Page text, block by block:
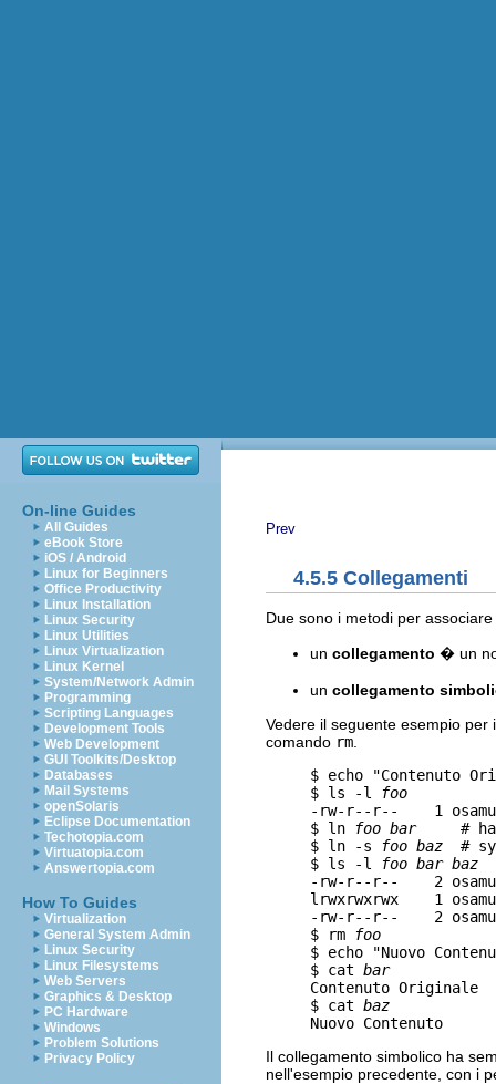
On-line Guides
All Guides
eBook Store
iOS / Android
Linux for Beginners
Office Productivity
Linux Installation
Linux Security
Linux Utilities
Linux Virtualization
Linux Kernel
System/Network Admin
Programming
Scripting Languages
Development Tools
Web Development
GUI Toolkits/Desktop
Databases
Mail Systems
openSolaris
Eclipse Documentation
Techotopia.com
Virtuatopia.com
Answertopia.com
How To Guides
Virtualization
General System Admin
Linux Security
Linux Filesystems
Web Servers
Graphics & Desktop
PC Hardware
Windows
Problem Solutions
Privacy Policy
Prev
4.5.5 Collegamenti
Due sono i metodi per
un collegamento � un
un collegamento
Vedere il seguente esempio
comando rm
$ echo "Contenuto
     $ ls -l
foo
-rw-r--r--    1
     $ ln
foo bar
#
     $ ln -s
foo baz
#
     $ ls -l
foo bar baz
-rw-r--r--    2
lrwxrwxrwx    1
-rw-r--r--    2
     $ rm
foo
$ echo "Nuovo
     $ cat
bar
     Contenuto Originale
     $ cat
baz
Il collegamento simbolico ha
nell'esempio precedente, con i